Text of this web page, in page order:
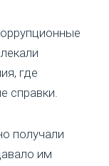
где
справки.
получали
им